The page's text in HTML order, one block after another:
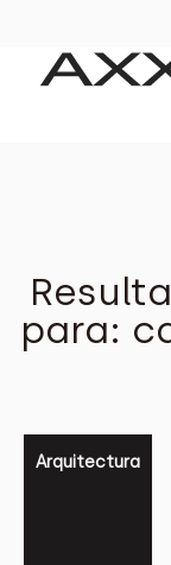
para:
Arquitectura